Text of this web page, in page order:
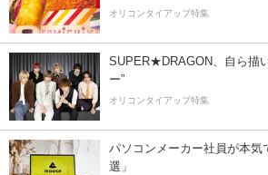
オリコンタイアップ特集
SUPER★DRAGON、自ら描
ー”
オリコンタイアップ特集
パソコンメーカー社員が本気
選」